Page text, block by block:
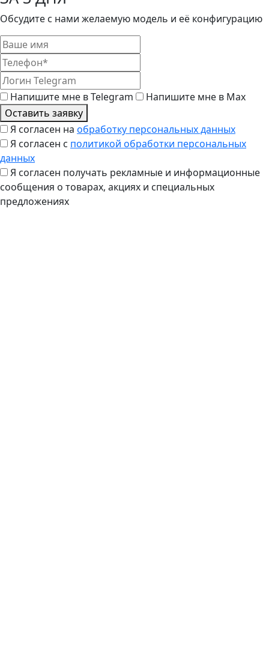
Обсудите с нами желаемую модель и её конфигурацию
Напишите мне в Telegram
Напишите мне в Max
Оставить заявку
Я согласен на обработку персональных данных
Я согласен с политикой обработки персональных
данных
Я согласен получать рекламные и информационные
сообщения о товарах, акциях и специальных
предложениях